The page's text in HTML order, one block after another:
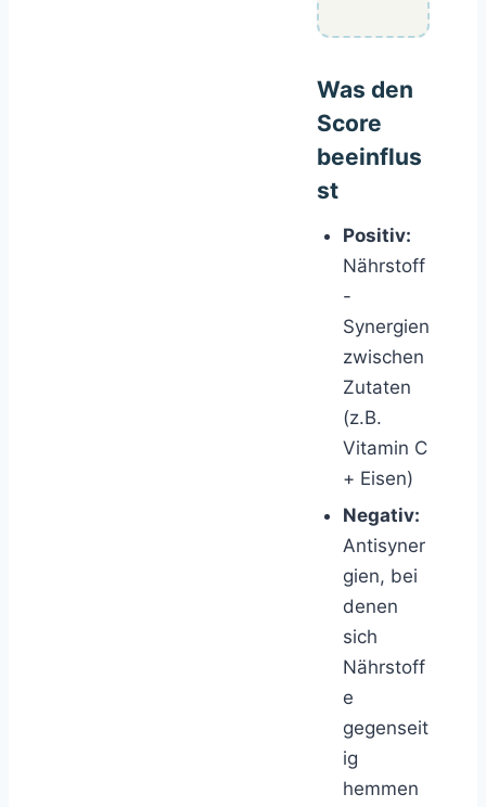
Was den
Score
beeinflus
st
Positiv:
Nährstoff
-
Synergien
zwischen
Zutaten
(z.B.
Vitamin C
+ Eisen)
Negativ:
Antisyner
gien, bei
denen
sich
Nährstoff
e
gegenseit
ig
hemmen